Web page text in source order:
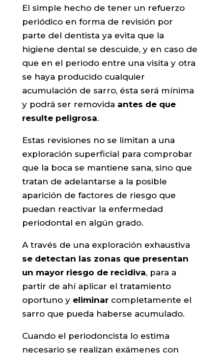
El simple hecho de tener un refuerzo
periódico en forma de revisión por
parte del dentista ya evita que la
higiene dental se descuide, y en caso de
que en el periodo entre una visita y otra
se haya producido cualquier
acumulación de sarro, ésta será mínima
y podrá ser removida antes de que
resulte peligrosa.
Estas revisiones no se limitan a una
exploración superficial para comprobar
que la boca se mantiene sana, sino que
tratan de adelantarse a la posible
aparición de factores de riesgo que
puedan reactivar la enfermedad
periodontal en algún grado.
A través de una exploración exhaustiva
se detectan las zonas que presentan
un mayor riesgo de recidiva, para a
partir de ahí aplicar el tratamiento
oportuno y eliminarcompletamente el
sarro que pueda haberse acumulado.
Cuando el periodoncista lo estima
necesario se realizan exámenes con